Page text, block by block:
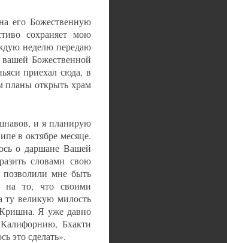
его Божественную
сохраняет мою
неделю передаю
Божественной
приехал сюда, в
открыть храм
и я планирую
в октябре месяце.
о даршане Вашей
словами свою
мне быть
на то, что своими
ту великую милость
Я уже давно
Бхакти
это сделать».